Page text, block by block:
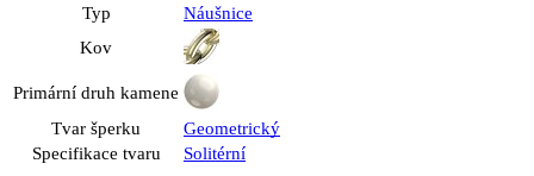
Typ
Náušnice
Kov
Primární druh kamene
Tvar šperku
Geometrický
Specifikace tvaru
Solitérní